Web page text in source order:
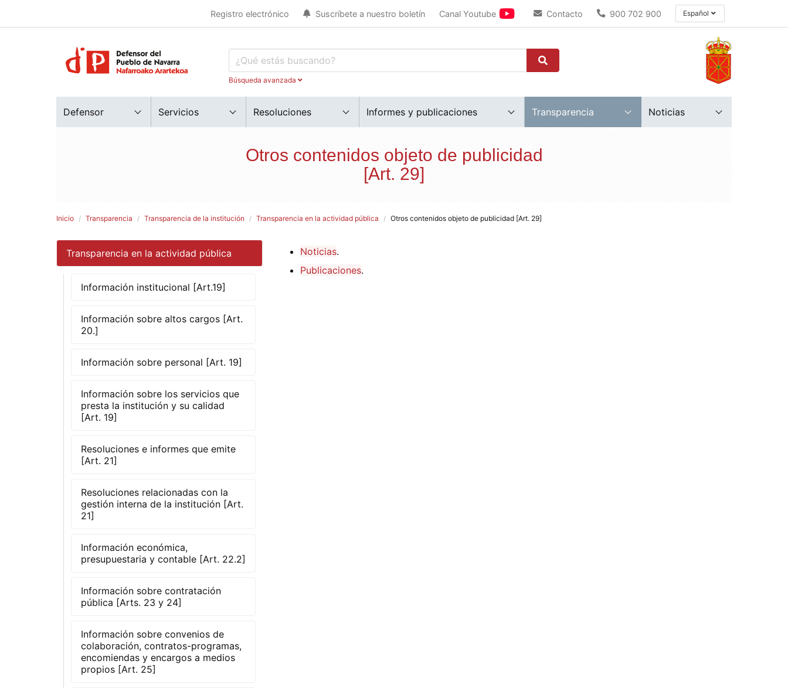
Registro electrónico Suscríbete a nuestro boletín Canal Youtube Contacto 900 702 900 Español
Búsqueda avanzada
Defensor Servicios Resoluciones Informes y publicaciones Transparencia Noticias
Otros contenidos objeto de publicidad
[Art. 29]
Inicio Transparencia Transparencia de la institución Transparencia en la actividad pública Otros contenidos objeto de publicidad [Art. 29]
Transparencia en la actividad pública
Información institucional [Art.19]
Información sobre altos cargos [Art.
20.]
Información sobre personal [Art. 19]
Información sobre los servicios que
presta la institución y su calidad
[Art. 19]
Resoluciones e informes que emite
[Art. 21]
Resoluciones relacionadas con la
gestión interna de la institución [Art.
21]
Información económica,
presupuestaria y contable [Art. 22.2]
Información sobre contratación
pública [Arts. 23 y 24]
Información sobre convenios de
colaboración, contratos-programas,
encomiendas y encargos a medios
propios [Art. 25]
Noticias.
Publicaciones.